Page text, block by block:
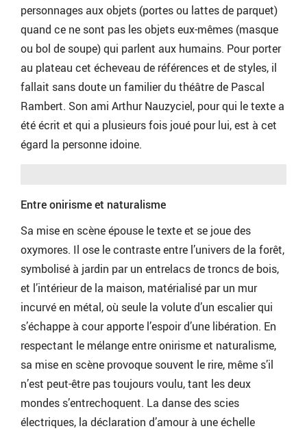
personnages aux objets (portes ou lattes de parquet)
quand ce ne sont pas les objets eux-mêmes (masque
ou bol de soupe) qui parlent aux humains. Pour porter
au plateau cet écheveau de références et de styles, il
fallait sans doute un familier du théâtre de Pascal
Rambert. Son ami Arthur Nauzyciel, pour qui le texte a
été écrit et qui a plusieurs fois joué pour lui, est à cet
égard la personne idoine.
Entre onirisme et naturalisme
Sa mise en scène épouse le texte et se joue des
oxymores. Il ose le contraste entre l’univers de la forêt,
symbolisé à jardin par un entrelacs de troncs de bois,
et l’intérieur de la maison, matérialisé par un mur
incurvé en métal, où seule la volute d’un escalier qui
s’échappe à cour apporte l’espoir d’une libération. En
respectant le mélange entre onirisme et naturalisme,
sa mise en scène provoque souvent le rire, même s’il
n’est peut-être pas toujours voulu, tant les deux
mondes s’entrechoquent. La danse des scies
électriques, la déclaration d’amour à une échelle